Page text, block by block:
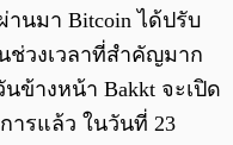
นมา Bitcoin ได้ปรับ
ช่วงเวลาที่สำคัญมาก
ข้างหน้า Bakkt จะเปิด
การแล้ว ในวันที่ 23